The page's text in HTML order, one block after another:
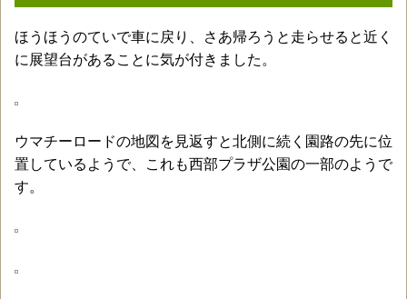
ほうほうのていで車に戻り、さあ帰ろうと走らせると近く
に展望台があることに気が付きました。
ウマチーロードの地図を見返すと北側に続く園路の先に位
置しているようで、これも西部プラザ公園の一部のようで
す。